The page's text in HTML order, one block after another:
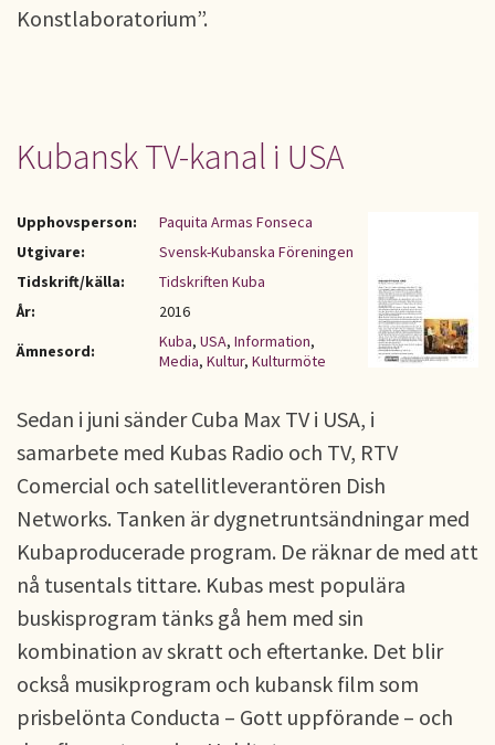
Konstlaboratorium”.
Kubansk TV-kanal i USA
Upphovsperson:
Paquita Armas Fonseca
Utgivare:
Svensk-Kubanska Föreningen
Tidskrift/källa:
Tidskriften Kuba
År:
2016
Ämnesord:
Kuba, USA, Information,
Media, Kultur, Kulturmöte
Sedan i juni sänder Cuba Max TV i USA, i
samarbete med Kubas Radio och TV, RTV
Comercial och satellitleverantören Dish
Networks. Tanken är dygnetruntsändningar med
Kubaproducerade program. De räknar de med att
nå tusentals tittare. Kubas mest populära
buskisprogram tänks gå hem med sin
kombination av skratt och eftertanke. Det blir
också musikprogram och kubansk film som
prisbelönta Conducta – Gott uppförande – och